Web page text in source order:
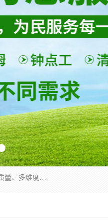
深圳市柏林家政有限公司是一家服务于深圳市民的专业家政公司。致力于为客户提供高质量、多维度的家庭服务，包括养老、母婴、月嫂育婴早教、康复理疗、家电清洗和保洁等方面的专业服务。